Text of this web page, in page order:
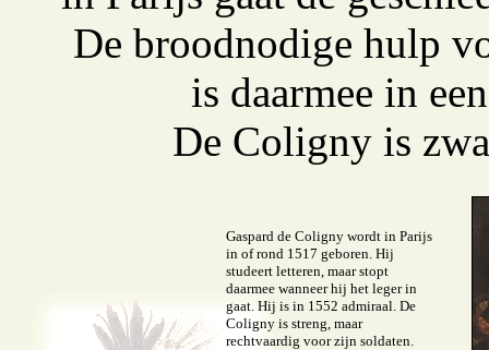
De broodnodige hulp
is daarmee in
De Coligny is
Gaspard de Coligny wordt in Parijs
in of rond 1517 geboren. Hij
studeert letteren, maar stopt
daarmee wanneer hij het leger in
gaat. Hij is in 1552 admiraal. De
Coligny is streng, maar
rechtvaardig voor zijn soldaten.